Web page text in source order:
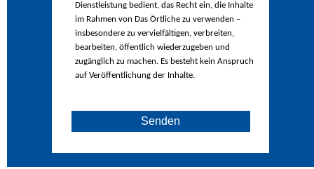
Dienstleistung bedient, das Recht ein, die Inhalte
im Rahmen von Das Örtliche zu verwenden –
insbesondere zu vervielfältigen, verbreiten,
bearbeiten, öffentlich wiederzugeben und
zugänglich zu machen. Es besteht kein Anspruch
auf Veröffentlichung der Inhalte.
Senden